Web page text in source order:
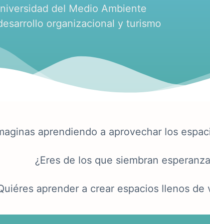
del Medio Ambiente
organizacional y turismo
aprendiendo a aprovechar los
¿Eres de los que siembran
aprender a crear espacios llenos